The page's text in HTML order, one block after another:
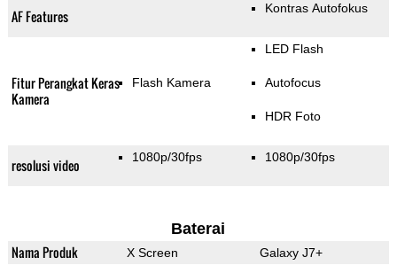
AF Features Kontras Autofokus
Fitur Perangkat Keras
Kamera
Flash Kamera
LED Flash
Autofocus
HDR Foto
resolusi video 1080p/30fps 1080p/30fps
Baterai
Nama Produk X Screen Galaxy J7+